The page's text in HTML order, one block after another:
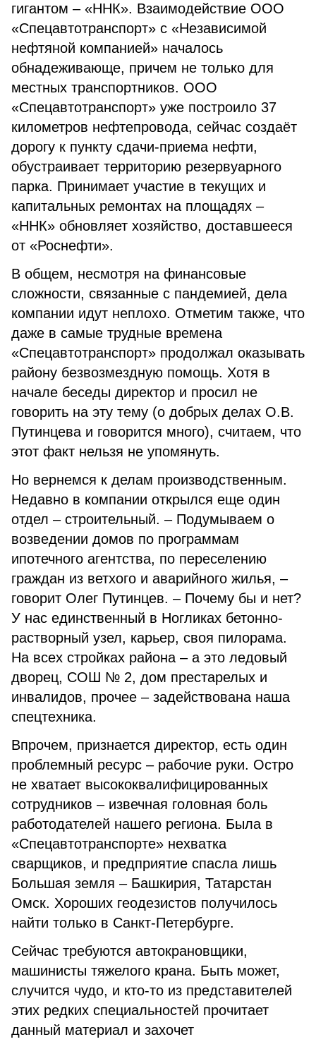
гигантом – «ННК». Взаимодействие ООО
«Спецавтотранспорт» с «Независимой
нефтяной компанией» началось
обнадеживающе, причем не только для
местных транспортников. ООО
«Спецавтотранспорт» уже построило 37
километров нефтепровода, сейчас создаёт
дорогу к пункту сдачи-приема нефти,
обустраивает территорию резервуарного
парка. Принимает участие в текущих и
капитальных ремонтах на площадях –
«ННК» обновляет хозяйство, доставшееся
от «Роснефти».
В общем, несмотря на финансовые
сложности, связанные с пандемией, дела
компании идут неплохо. Отметим также, что
даже в самые трудные времена
«Спецавтотранспорт» продолжал оказывать
району безвозмездную помощь. Хотя в
начале беседы директор и просил не
говорить на эту тему (о добрых делах О.В.
Путинцева и говорится много), считаем, что
этот факт нельзя не упомянуть.
Но вернемся к делам производственным.
Недавно в компании открылся еще один
отдел – строительный. – Подумываем о
возведении домов по программам
ипотечного агентства, по переселению
граждан из ветхого и аварийного жилья, –
говорит Олег Путинцев. – Почему бы и нет?
У нас единственный в Ногликах бетонно-
растворный узел, карьер, своя пилорама.
На всех стройках района – а это ледовый
дворец, СОШ № 2, дом престарелых и
инвалидов, прочее – задействована наша
спецтехника.
Впрочем, признается директор, есть один
проблемный ресурс – рабочие руки. Остро
не хватает высококвалифицированных
сотрудников – извечная головная боль
работодателей нашего региона. Была в
«Спецавтотранспорте» нехватка
сварщиков, и предприятие спасла лишь
Большая земля – Башкирия, Татарстан
Омск. Хороших геодезистов получилось
найти только в Санкт-Петербурге.
Сейчас требуются автокрановщики,
машинисты тяжелого крана. Быть может,
случится чудо, и кто-то из представителей
этих редких специальностей прочитает
данный материал и захочет